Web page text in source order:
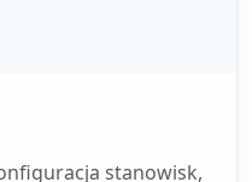
stanowisk,